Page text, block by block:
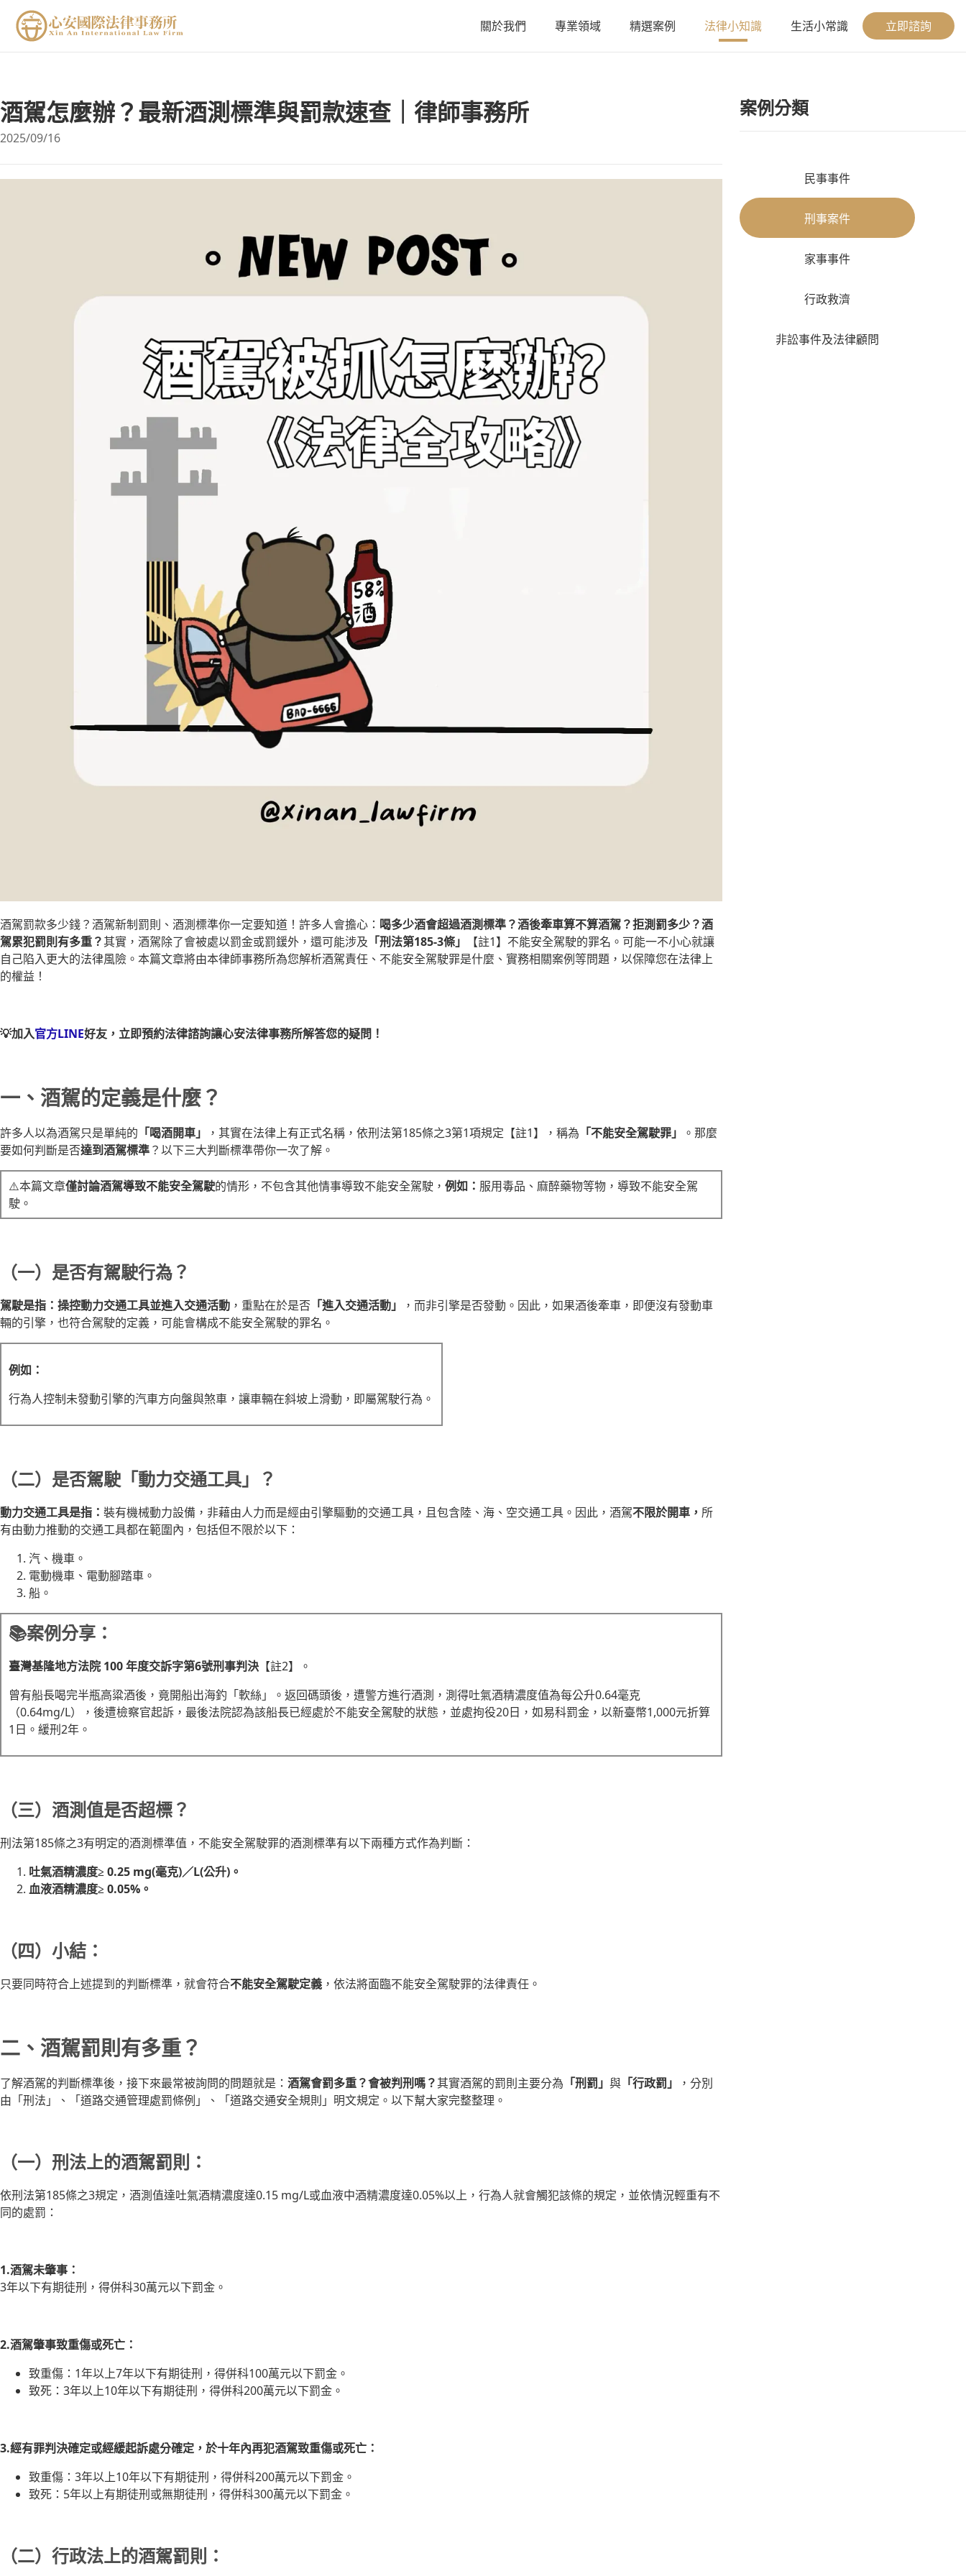
關於我們
陳星年 主持律師
專業領域 精選案例 法律小知識 生活小常識 立即諮詢
酒駕怎麼辦？最新酒測標準與罰款速查｜律師事務所
2025/09/16
酒駕罰款多少錢？酒駕新制罰則、酒測標準你一定要知道！許多人會擔心： 喝多少酒會超過酒測標準？酒後牽車算不算酒駕？拒測罰多少？酒
駕累犯罰則有多重？其實，酒駕除了會被處以罰金或罰鍰外，還可能涉及 「刑法第185-3條」
【註1】不能安全駕駛的罪名。可能一不小心就讓
自己陷入更大的法律風險。本篇文章將由本律師事務所為您解析酒駕責任、不能安全駕駛罪是什麼、實務相關案例等問題，以保障您在法律上
的權益！
💡加入官方LINE好友，立即預約法律諮詢讓心安法律事務所解答您的疑問！
一、酒駕的定義是什麼？
許多人以為酒駕只是單純的 「喝酒開車」 ，其實在法律上有正式名稱，依刑法第185條之3第1項規定【註1】，稱為 「不能安全駕駛罪」
。那麼
要如何判斷是否達到酒駕標準？以下三大判斷標準帶你一次了解。
⚠️本篇文章僅討論酒駕導致不能安全駕駛的情形，不包含其他情事導致不能安全駕駛， 例如： 服用毒品、麻醉藥物等物，導致不能安全駕
駛。
（一）是否有駕駛行為？
駕駛是指：操控動力交通工具並進入交通活動 ，重點在於是否 「進入交通活動」
，而非引擎是否發動。因此，如果酒後牽車，即便沒有發動車
輛的引擎，也符合駕駛的定義，可能會構成不能安全駕駛的罪名。
例如：
行為人控制未發動引擎的汽車方向盤與煞車，讓車輛在斜坡上滑動，即屬駕駛行為。
（二）是否駕駛「動力交通工具」？
動力交通工具是指： 裝有機械動力設備，非藉由人力而是經由引擎驅動的交通工具，且包含陸、海、空交通工具。因此，酒駕不限於開車， 所
有由動力推動的交通工具都在範圍內，包括但不限於以下：
汽、機車。
電動機車、電動腳踏車。
船。
📚案例分享：
臺灣基隆地方法院 100 年度交訴字第6號刑事判決 【註2】。
曾有船長喝完半瓶高粱酒後，竟開船出海釣「軟絲」。返回碼頭後，遭警方進行酒測，測得吐氣酒精濃度值為每公升0.64毫克
（0.64mg/L），後遭檢察官起訴，最後法院認為該船長已經處於不能安全駕駛的狀態，並處拘役20日，如易科罰金，以新臺幣1,000元折算
1日。緩刑2年。
（三）酒測值是否超標？
刑法第185條之3有明定的酒測標準值，不能安全駕駛罪的酒測標準有以下兩種方式作為判斷：
吐氣酒精濃度≥ 0.25 mg(毫克)／L(公升)。
血液酒精濃度≥ 0.05%。
（四）小結：
只要同時符合上述提到的判斷標準，就會符合不能安全駕駛定義 ，依法將面臨不能安全駕駛罪的法律責任。
二、酒駕罰則有多重？
了解酒駕的判斷標準後，接下來最常被詢問的問題就是： 酒駕會罰多重？會被判刑嗎？其實酒駕的罰則主要分為 「刑罰」 與 「行政罰」
，分別
由「刑法」、「道路交通管理處罰條例」、「道路交通安全規則」明文規定。以下幫大家完整整理。
（一）刑法上的酒駕罰則：
依刑法第185條之3規定，酒測值達吐氣酒精濃度達0.15 mg/L或血液中酒精濃度達0.05%以上，行為人就會觸犯該條的規定，並依情況輕重有不
同的處罰：
1.酒駕未肇事：
3年以下有期徒刑，得併科30萬元以下罰金。
2.酒駕肇事致重傷或死亡：
致重傷：1年以上7年以下有期徒刑，得併科100萬元以下罰金。
致死：3年以上10年以下有期徒刑，得併科200萬元以下罰金。
3.經有罪判決確定或經緩起訴處分確定，於十年內再犯酒駕致重傷或死亡：
致重傷：3年以上10年以下有期徒刑，得併科200萬元以下罰金。
致死：5年以上有期徒刑或無期徒刑，得併科300萬元以下罰金。
（二）行政法上的酒駕罰則：
案例分類
民事事件
刑事案件
家事事件
行政救濟
非訟事件及法律顧問